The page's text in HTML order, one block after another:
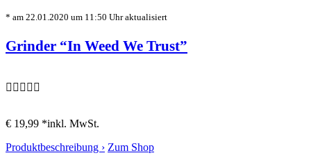
* am 22.01.2020 um 11:50 Uhr aktualisiert
Grinder “In Weed We Trust”
€ 19,99 *inkl. MwSt.
Produktbeschreibung › Zum Shop